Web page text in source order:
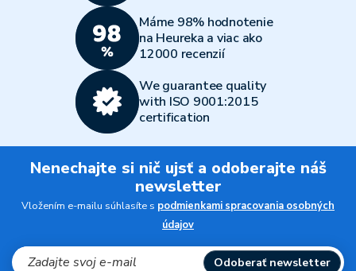
Máme 98% hodnotenie
na Heureka a viac ako
12000 recenzií
We guarantee quality
with ISO 9001:2015
certification
Nenechajte si nič ujsť a odoberajte náš
newsletter
Vložením e-mailu súhlasíte s podmienkami spracovania osobných
údajov
Odoberať newsletter